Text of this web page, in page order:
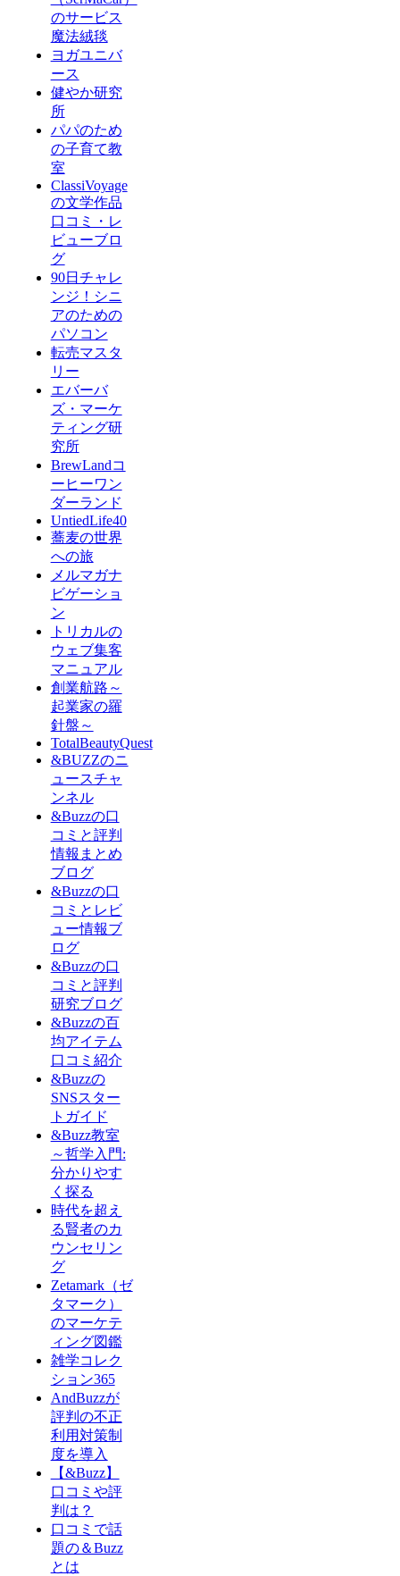
のサービス
魔法絨毯
ヨガユニバ
ース
健やか研究
所
パパのため
の子育て教
室
ClassiVoyage
の文学作品
口コミ・レ
ビューブロ
グ
90日チャレ
ンジ！シニ
アのための
パソコン
転売マスタ
リー
エバーバ
ズ・マーケ
ティング研
究所
BrewLandコ
ーヒーワン
ダーランド
UntiedLife40
蕎麦の世界
への旅
メルマガナ
ビゲーショ
ン
トリカルの
ウェブ集客
マニュアル
創業航路～
起業家の羅
針盤～
TotalBeautyQuest
&BUZZのニ
ュースチャ
ンネル
&Buzzの口
コミと評判
情報まとめ
ブログ
&Buzzの口
コミとレビ
ュー情報ブ
ログ
&Buzzの口
コミと評判
研究ブログ
&Buzzの百
均アイテム
口コミ紹介
&Buzzの
SNSスター
トガイド
&Buzz教室
～哲学入門:
分かりやす
く探る
時代を超え
る賢者のカ
ウンセリン
グ
Zetamark（ゼ
タマーク）
のマーケテ
ィング図鑑
雑学コレク
ション365
AndBuzzが
評判の不正
利用対策制
度を導入
【&Buzz】
口コミや評
判は？
口コミで話
題の＆Buzz
とは